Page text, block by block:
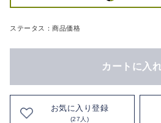
ステータス：商品価格
カートに入
お気に入り登録
(27人)